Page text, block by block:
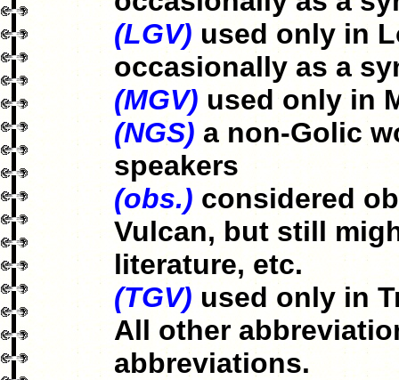
(LGV) used only in
occasionally as a
(MGV) used only in
(NGS) a non-Golic
speakers
(obs.) considered
Vulcan, but still
literature, etc.
(TGV) used only in
All other
abbreviations.